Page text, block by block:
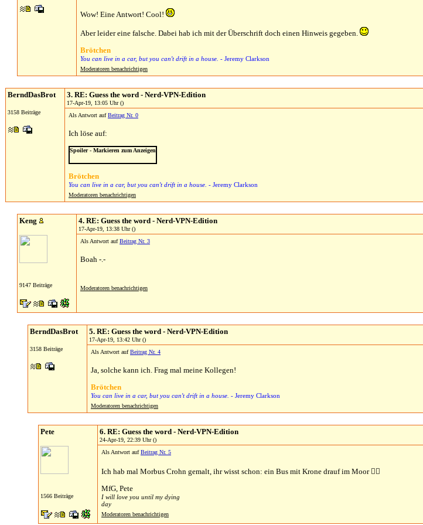
Wow! Eine Antwort! Cool!
Aber leider eine falsche. Dabei hab ich mit der Überschrift doch einen Hinweis gegeben.
Brötchen
You can live in a car, but you can't drift in a house. - Jeremy Clarkson
Moderatoren benachrichtigen
BerndDasBrot
3158 Beiträge
3. RE: Guess the word - Nerd-VPN-Edition
17-Apr-19, 13:05 Uhr ()
Als Antwort aufBeitrag Nr. 0
Ich löse auf:
Spoiler - Markieren zum Anzeigen
Brötchen
You can live in a car, but you can't drift in a house. - Jeremy Clarkson
Moderatoren benachrichtigen
Keng
9147 Beiträge
4. RE: Guess the word - Nerd-VPN-Edition
17-Apr-19, 13:38 Uhr ()
Als Antwort aufBeitrag Nr. 3
Boah -.-
Moderatoren benachrichtigen
BerndDasBrot
3158 Beiträge
5. RE: Guess the word - Nerd-VPN-Edition
17-Apr-19, 13:42 Uhr ()
Als Antwort aufBeitrag Nr. 4
Ja, solche kann ich. Frag mal meine Kollegen!
Brötchen
You can live in a car, but you can't drift in a house. - Jeremy Clarkson
Moderatoren benachrichtigen
Pete
1566 Beiträge
6. RE: Guess the word - Nerd-VPN-Edition
24-Apr-19, 22:39 Uhr ()
Als Antwort aufBeitrag Nr. 5
Ich hab mal Morbus Crohn gemalt, ihr wisst schon: ein Bus mit Krone drauf im Moor 🤷‍♀️
MfG, Pete
I will love you until my dying
day
Moderatoren benachrichtigen